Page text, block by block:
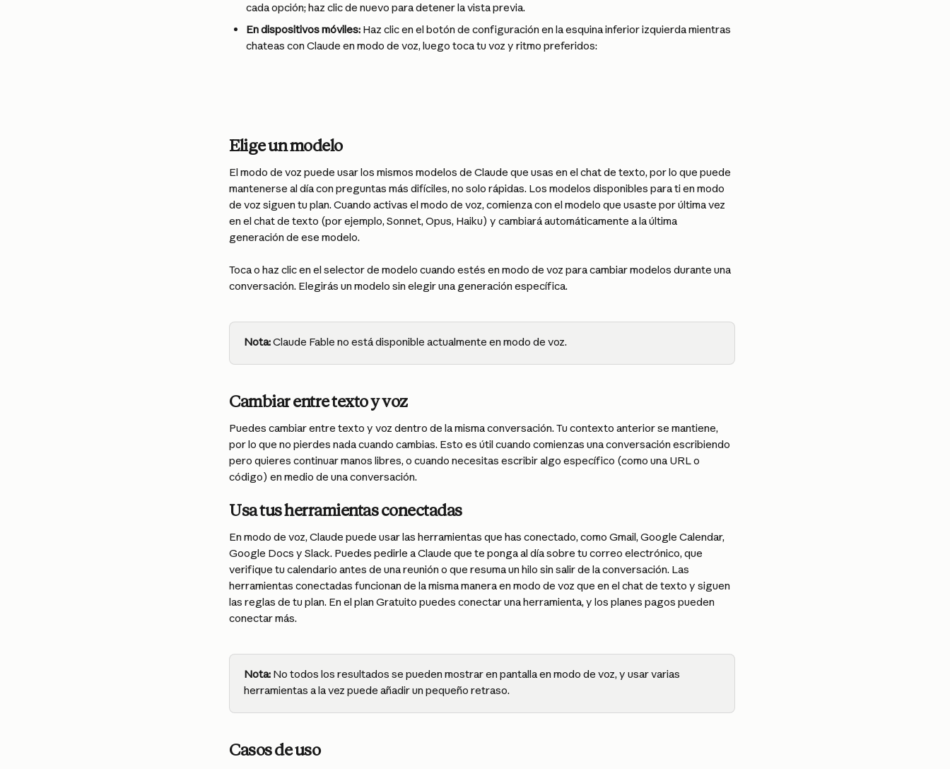
cada opción; haz clic de nuevo para detener la vista previa.
En dispositivos móviles: Haz clic en el botón de configuración en la esquina inferior izquierda mientras
chateas con Claude en modo de voz, luego toca tu voz y ritmo preferidos:
Elige un modelo
El modo de voz puede usar los mismos modelos de Claude que usas en el chat de texto, por lo que puede
mantenerse al día con preguntas más difíciles, no solo rápidas. Los modelos disponibles para ti en modo
de voz siguen tu plan. Cuando activas el modo de voz, comienza con el modelo que usaste por última vez
en el chat de texto (por ejemplo, Sonnet, Opus, Haiku) y cambiará automáticamente a la última
generación de ese modelo.
Toca o haz clic en el selector de modelo cuando estés en modo de voz para cambiar modelos durante una
conversación. Elegirás un modelo sin elegir una generación específica.
Nota: Claude Fable no está disponible actualmente en modo de voz.
Cambiar entre texto y voz
Puedes cambiar entre texto y voz dentro de la misma conversación. Tu contexto anterior se mantiene,
por lo que no pierdes nada cuando cambias. Esto es útil cuando comienzas una conversación escribiendo
pero quieres continuar manos libres, o cuando necesitas escribir algo específico (como una URL o
código) en medio de una conversación.
Usa tus herramientas conectadas
En modo de voz, Claude puede usar las herramientas que has conectado, como Gmail, Google Calendar,
Google Docs y Slack. Puedes pedirle a Claude que te ponga al día sobre tu correo electrónico, que
verifique tu calendario antes de una reunión o que resuma un hilo sin salir de la conversación. Las
herramientas conectadas funcionan de la misma manera en modo de voz que en el chat de texto y siguen
las reglas de tu plan. En el plan Gratuito puedes conectar una herramienta, y los planes pagos pueden
conectar más.
Nota: No todos los resultados se pueden mostrar en pantalla en modo de voz, y usar varias
herramientas a la vez puede añadir un pequeño retraso.
Casos de uso